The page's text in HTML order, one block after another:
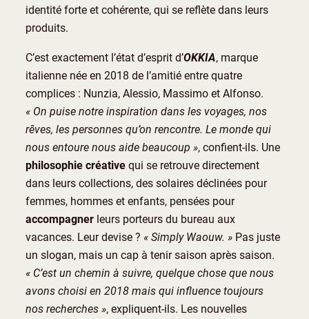
identité forte et cohérente, qui se reflète dans leurs
produits.
C’est exactement l’état d’esprit d’OKKIA, marque
italienne née en 2018 de l’amitié entre quatre
complices : Nunzia, Alessio, Massimo et Alfonso.
« On puise notre inspiration dans les voyages, nos
rêves, les personnes qu’on rencontre. Le monde qui
nous entoure nous aide beaucoup », confient-ils. Une
philosophie créativequi se retrouve directement
dans leurs collections, des solaires déclinées pour
femmes, hommes et enfants, pensées pour
accompagnerleurs porteurs du bureau aux
vacances. Leur devise ? « Simply Waouw. »Pas juste
un slogan, mais un cap à tenir saison après saison.
« C’est un chemin à suivre, quelque chose que nous
avons choisi en 2018 mais qui influence toujours
nos recherches », expliquent-ils. Les nouvelles